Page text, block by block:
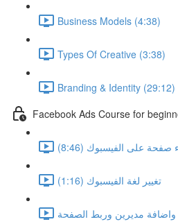
Business Models (4:38)
Types Of Creative (3:38)
Branding & Identity (29:12)
Facebook Ads Course for
على الفيسبوك (8:46)
تغيير لغة الفيسبوك (1:16)
مديرين وربط الصفحة